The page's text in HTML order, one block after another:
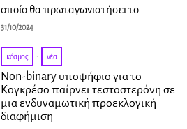
οποίο θα πρωταγωνιστήσει το
31/10/2024
κόσμος · νέα
Non-binary υποψήφιο για το
Κογκρέσο παίρνει τεστοστερόνη σε
μια ενδυναμωτική προεκλογική
διαφήμιση